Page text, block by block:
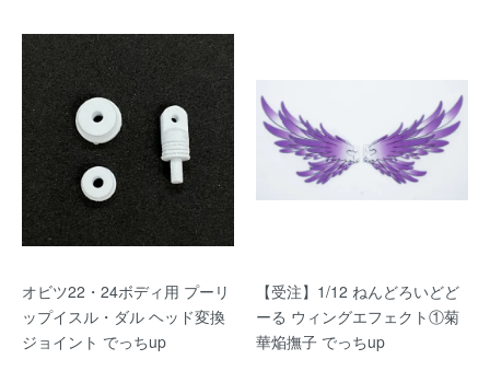
オビツ22・24ボディ用 プーリ
ップイスル・ダル ヘッド変換
ジョイント でっちup
【受注】1/12 ねんどろいどど
ーる ウィングエフェクト①菊
華焔撫子 でっちup